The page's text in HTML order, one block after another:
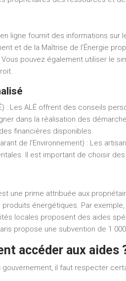
ligne fournit des informations sur
et de la Maîtrise de l’Énergie
pouvez également utiliser le
: Les ALÉ offrent des conseils
dans la réalisation des
financières disponibles.
de l’Environnement) : Les
Il est important de choisir
une prime attribuée aux
énergétiques. Par
locales proposent des aides
propose une subvention de 1
accéder aux aides
il faut respecter